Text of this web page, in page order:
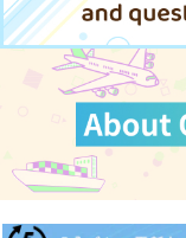
潔くんのアオハルにつ
550 （税込）
潔世一
サンプル
サンプル
カート